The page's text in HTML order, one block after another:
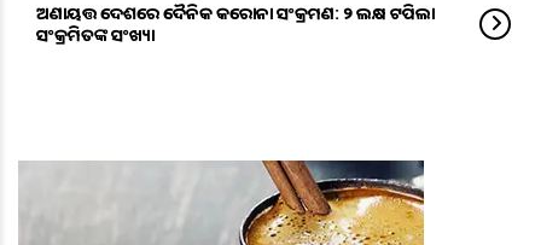
ଅଣାୟତ୍ତ ଦେଶରେ ଦୈନିକ କରୋନା ସଂକ୍ରମଣ: ୨ ଲକ୍ଷ ଟପିଲା
ସଂକ୍ରମିତଙ୍କ ସଂଖ୍ୟା